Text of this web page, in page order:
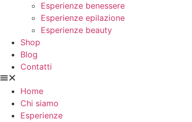
Esperienze benessere
Esperienze epilazione
Esperienze beauty
Shop
Blog
Contatti
Home
Chi siamo
Esperienze